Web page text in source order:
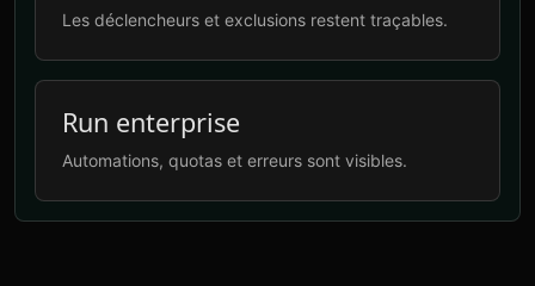
Les déclencheurs et exclusions restent traçables.
Run enterprise
Automations, quotas et erreurs sont visibles.